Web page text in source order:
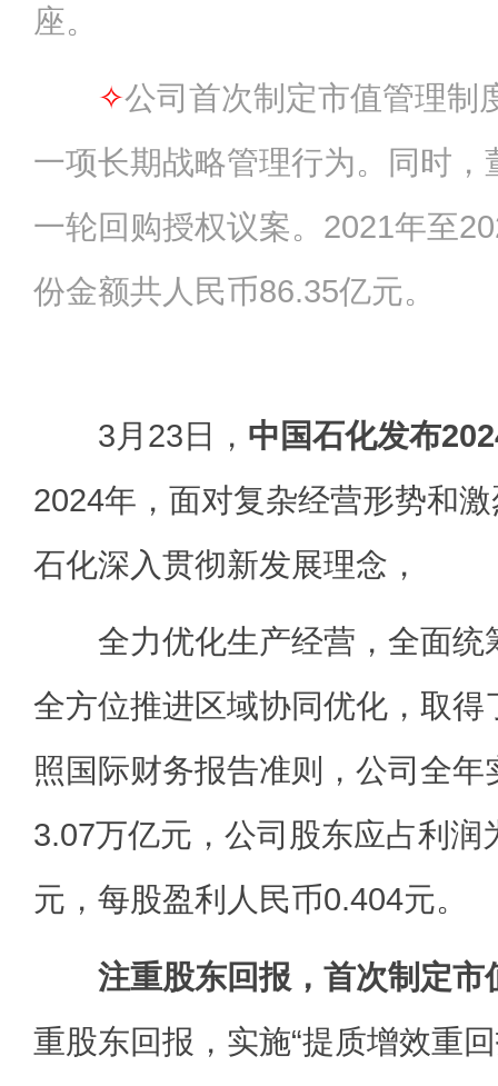
座。
✧公司首次制定市值管理制
一项长期战略管理行为。同时
一轮回购授权议案。2021年至
份金额共人民币86.35亿元。
3月23日， 中国石化发布
2024年，面对复杂经营形势和
石化深入贯彻新发展理念，
全力优化生产经营，全面统
全方位推进区域协同优化，取得
照国际财务报告准则，公司全
3.07万亿元，公司股东应占利润
元，每股盈利人民币0.404元。
注重股东回报，首次制定市
重股东回报，实施“提质增效重